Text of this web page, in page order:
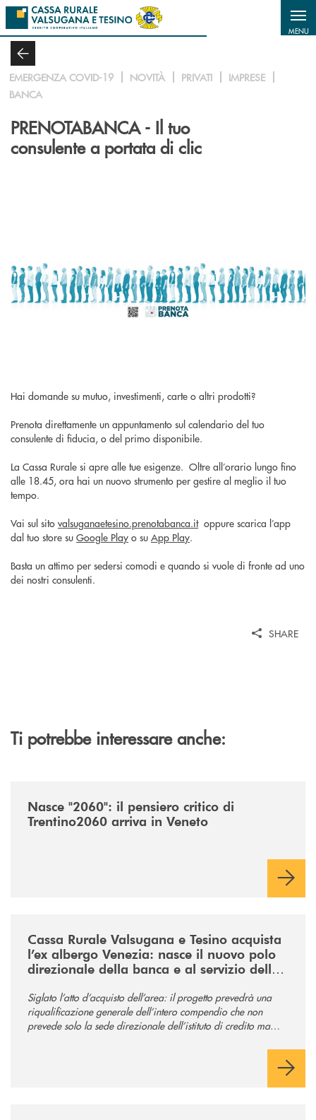
Salta al contenuto principale
MENU
EMERGENZA COVID-19 NOVITÀ PRIVATI
IMPRESE
BANCA
PRENOTABANCA - Il tuo
consulente a portata di clic
Hai domande su mutuo, investimenti, carte o altri prodotti?
Prenota direttamente un appuntamento sul calendario del tuo
consulente di fiducia, o del primo disponibile.
La Cassa Rurale si apre alle tue esigenze. Oltre all’orario lungo fino
alle 18.45, ora hai un nuovo strumento per gestire al meglio il tuo
tempo.
Vai sul sito valsuganaetesino.prenotabanca.itoppure scarica l’app
dal tuo store su Google Play o su App Play.
Basta un attimo per sedersi comodi e quando si vuole di fronte ad uno
dei nostri consulenti.
SHARE
Ti potrebbe interessare anche:
Nasce "2060": il pensiero critico di
Trentino2060 arriva in Veneto
Cassa Rurale Valsugana e Tesino acquista
l’ex albergo Venezia: nasce il nuovo polo
direzionale della banca e al servizio della
Siglato l’atto d’acquisto dell’area: il progetto prevedrà una
riqualificazione generale dell’intero compendio che non
prevede solo la sede direzionale dell’istituto di credito ma